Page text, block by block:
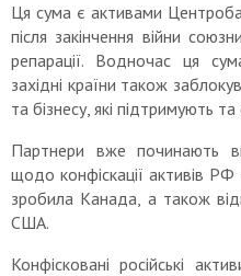
Ця сума є активами
після закінчення війни
репарації. Водночас ця
західні країни також
та бізнесу, які підтримують
Партнери вже починають
щодо конфіскації активів
зробила Канада, а також
США.
Конфісковані російські